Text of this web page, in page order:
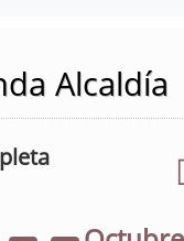
Alcaldía